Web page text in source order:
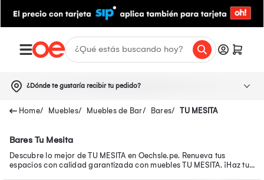
¿Dónde te gustaría recibir tu pedido?
Muebles Muebles de Bar Bares TU MESITA
Bares Tu Mesita
Descubre lo mejor de TU MESITA en Oechsle.pe. Renueva tus
espacios con calidad garantizada con muebles TU MESITA. ¡Haz tu